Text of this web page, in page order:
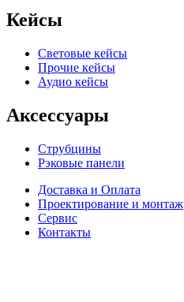
Кейсы
Световые кейсы
Прочие кейсы
Аудио кейсы
Аксессуары
Струбцины
Рэковые панели
Доставка и Оплата
Проектирование и монтаж
Сервис
Контакты